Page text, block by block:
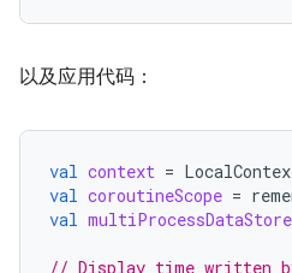
以及应用代码：
val context =
val coroutineScope =
val multiProcessDataStore
// Display time written